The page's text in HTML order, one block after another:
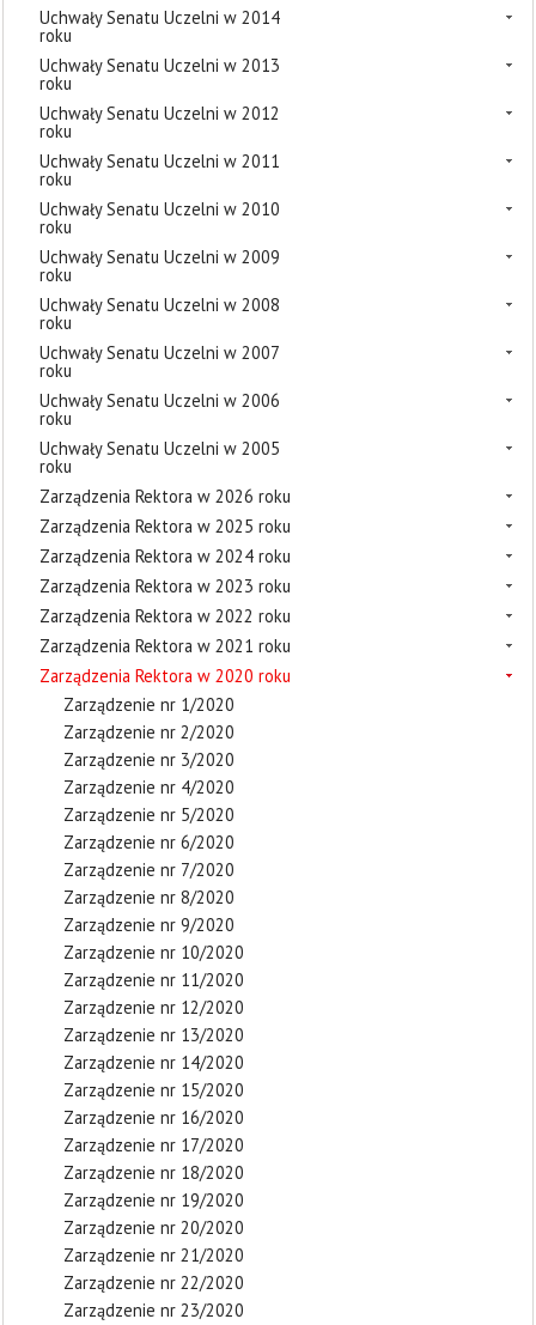
Uchwały Senatu Uczelni w 2014
roku
Uchwały Senatu Uczelni w 2013
roku
Uchwały Senatu Uczelni w 2012
roku
Uchwały Senatu Uczelni w 2011
roku
Uchwały Senatu Uczelni w 2010
roku
Uchwały Senatu Uczelni w 2009
roku
Uchwały Senatu Uczelni w 2008
roku
Uchwały Senatu Uczelni w 2007
roku
Uchwały Senatu Uczelni w 2006
roku
Uchwały Senatu Uczelni w 2005
roku
Zarządzenia Rektora w 2026 roku
Zarządzenia Rektora w 2025 roku
Zarządzenia Rektora w 2024 roku
Zarządzenia Rektora w 2023 roku
Zarządzenia Rektora w 2022 roku
Zarządzenia Rektora w 2021 roku
Zarządzenia Rektora w 2020 roku
Zarządzenie nr 1/2020
Zarządzenie nr 2/2020
Zarządzenie nr 3/2020
Zarządzenie nr 4/2020
Zarządzenie nr 5/2020
Zarządzenie nr 6/2020
Zarządzenie nr 7/2020
Zarządzenie nr 8/2020
Zarządzenie nr 9/2020
Zarządzenie nr 10/2020
Zarządzenie nr 11/2020
Zarządzenie nr 12/2020
Zarządzenie nr 13/2020
Zarządzenie nr 14/2020
Zarządzenie nr 15/2020
Zarządzenie nr 16/2020
Zarządzenie nr 17/2020
Zarządzenie nr 18/2020
Zarządzenie nr 19/2020
Zarządzenie nr 20/2020
Zarządzenie nr 21/2020
Zarządzenie nr 22/2020
Zarządzenie nr 23/2020